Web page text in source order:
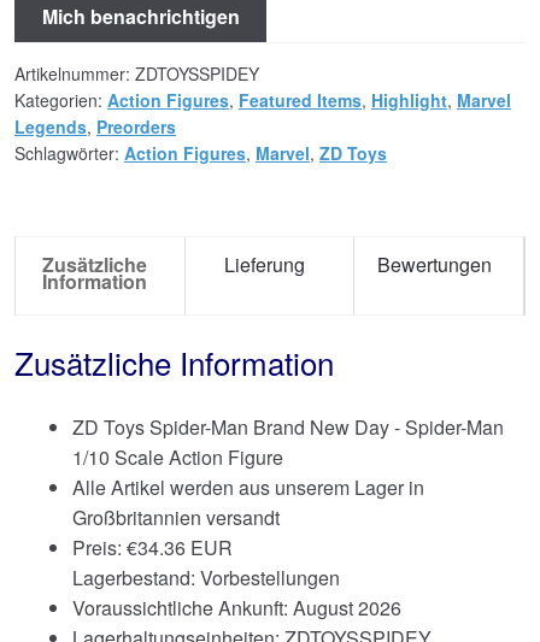
Mich benachrichtigen
Artikelnummer: ZDTOYSSPIDEY
Kategorien: Action Figures, Featured Items, Highlight, Marvel
Legends, Preorders
Schlagwörter: Action Figures, Marvel, ZD Toys
Zusätzliche
Information
Lieferung Bewertungen
Zusätzliche Information
ZD Toys Spider-Man Brand New Day - Spider-Man
1/10 Scale Action Figure
Alle Artikel werden aus unserem Lager in
Großbritannien versandt
Preis: €34.36 EUR
Lagerbestand: Vorbestellungen
Voraussichtliche Ankunft: August 2026